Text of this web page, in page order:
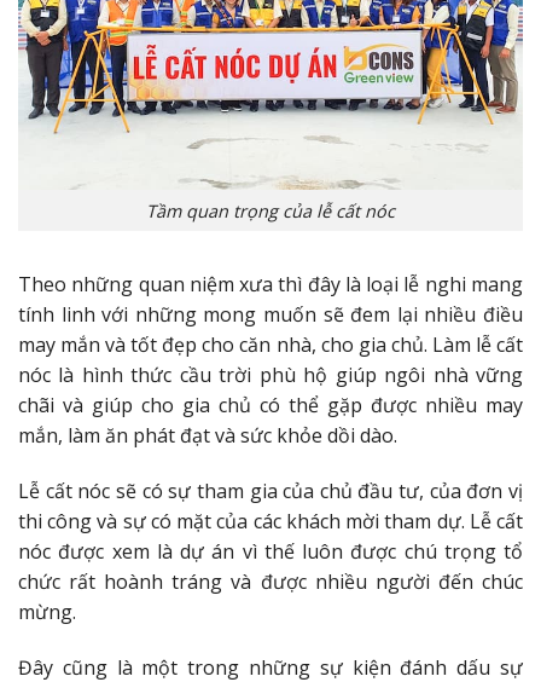
Tầm quan trọng của lễ cất nóc
Theo những quan niệm xưa thì đây là loại lễ nghi mang
tính linh với những mong muốn sẽ đem lại nhiều điều
may mắn và tốt đẹp cho căn nhà, cho gia chủ. Làm lễ cất
nóc là hình thức cầu trời phù hộ giúp ngôi nhà vững
chãi và giúp cho gia chủ có thể gặp được nhiều may
mắn, làm ăn phát đạt và sức khỏe dồi dào.
Lễ cất nóc sẽ có sự tham gia của chủ đầu tư, của đơn vị
thi công và sự có mặt của các khách mời tham dự. Lễ cất
nóc được xem là dự án vì thế luôn được chú trọng tổ
chức rất hoành tráng và được nhiều người đến chúc
mừng.
Đây cũng là một trong những sự kiện đánh dấu sự